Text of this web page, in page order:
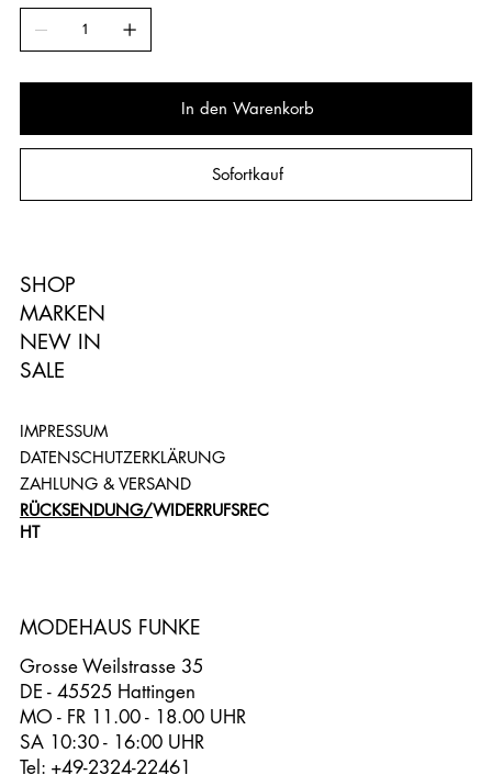
In den Warenkorb
Sofortkauf
SHOP
MARKEN
NEW IN
SALE
IMPRESSUM
DATENSCHUTZERKLÄRUNG
ZAHLUNG & VERSAND
RÜCKSENDUNG/WIDERRUFSREC
HT
Grosse Weilstrasse 35
DE - 45525 Hattingen
MO - FR 11.00 - 18.00 UHR
SA 10:30 - 16:00 UHR
Tel: +49-2324-22461
MODEHAUS FUNKE